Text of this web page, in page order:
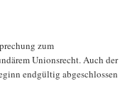
zum
Unionsrecht. Auch der
endgültig abgeschlossen